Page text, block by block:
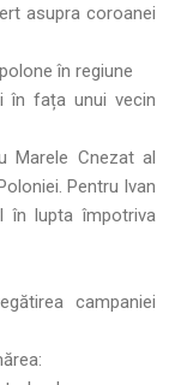
asupra coroanei
în regiune
în fața unui vecin
Marele Cnezat al
Pentru Ivan
în luptaîmpotriva
campaniei